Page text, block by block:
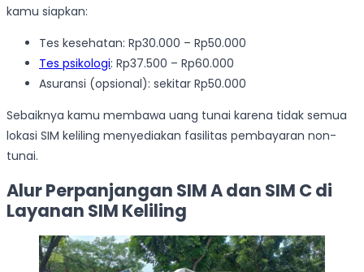
kamu siapkan:
Tes kesehatan: Rp30.000 – Rp50.000
Tes psikologi: Rp37.500 – Rp60.000
Asuransi (opsional): sekitar Rp50.000
Sebaiknya kamu membawa uang tunai karena tidak semua
lokasi SIM keliling menyediakan fasilitas pembayaran non-
tunai.
Alur Perpanjangan SIM A dan SIM C di
Layanan SIM Keliling